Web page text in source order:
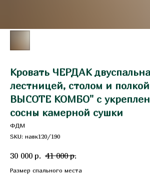
Кровать ЧЕРДАК
лестницей, столом и
ВЫСОТЕ КОМБО" с
сосны камерной сушки
ФДМ
SKU: навк120/190
30 000 р. 41 000 р.
Размер спального места